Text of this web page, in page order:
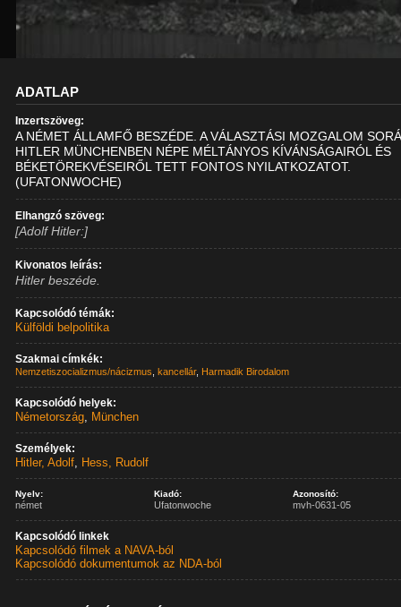
ADATLAP
Inzertszöveg:
A NÉMET ÁLLAMFŐ BESZÉDE. A VÁLASZTÁSI MOZGALOM
HITLER MÜNCHENBEN NÉPE MÉLTÁNYOS KÍVÁNSÁGAIRÓL ÉS
BÉKETÖREKVÉSEIRŐL TETT FONTOS NYILATKOZATOT.
(UFATONWOCHE)
Elhangzó szöveg:
[Adolf Hitler:]
Kivonatos leírás:
Hitler beszéde.
Kapcsolódó témák:
Külföldi belpolitika
Szakmai címkék:
Nemzetiszocializmus/nácizmus ,kancellár, Harmadik Birodalom
Kapcsolódó helyek:
Németország, München
Személyek:
Hitler, Adolf, Hess, Rudolf
Nyelv:
német
Kiadó:
Ufatonwoche
Azonosító:
mvh-0631-05
Kapcsolódó linkek
Kapcsolódó filmek a NAVA-ból
Kapcsolódó dokumentumok az NDA-ból